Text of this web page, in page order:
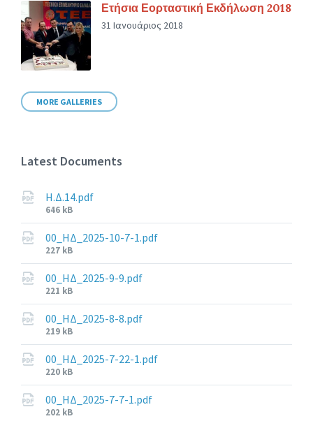
Ετήσια Εορταστική Εκδήλωση 2018
31 Ιανουάριος 2018
MORE GALLERIES
Latest Documents
Η.Δ.14.pdf
File
size:
646 kB
00_ΗΔ_2025-10-7-1.pdf
File
size:
227 kB
00_ΗΔ_2025-9-9.pdf
File
size:
221 kB
00_ΗΔ_2025-8-8.pdf
File
size:
219 kB
00_ΗΔ_2025-7-22-1.pdf
File
size:
220 kB
00_ΗΔ_2025-7-7-1.pdf
File
202 kB